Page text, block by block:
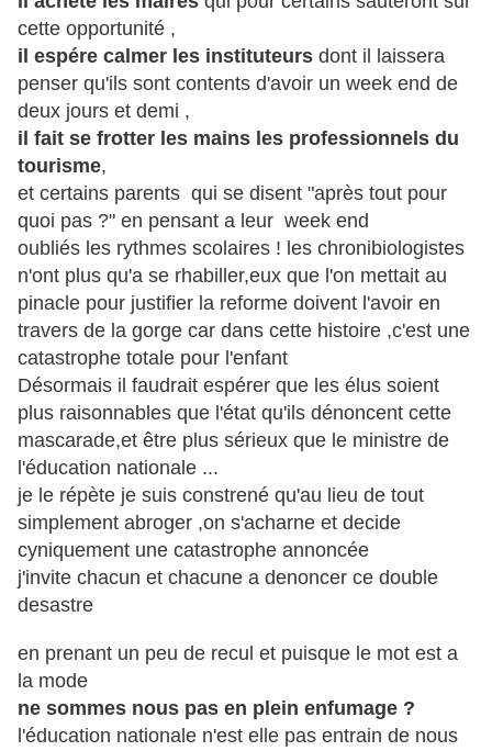
cette opportunité ,
il espére calmer les instituteurs dont il laissera
penser qu'ils sont contents d'avoir un week end de
deux jours et demi ,
il fait se frotter les mains les professionnels du
tourisme,
et certains parents qui se disent "après tout pour
quoi pas ?" en pensant a leur week end
oubliés les rythmes scolaires ! les chronibiologistes
n'ont plus qu'a se rhabiller,eux que l'on mettait au
pinacle pour justifier la reforme doivent l'avoir en
travers de la gorge car dans cette histoire ,c'est une
catastrophe totale pour l'enfant
Désormais il faudrait espérer que les élus soient
plus raisonnables que l'état qu'ils dénoncent cette
mascarade,et être plus sérieux que le ministre de
l'éducation nationale ...
je le répète je suis constrené qu'au lieu de tout
simplement abroger ,on s'acharne et decide
cyniquement une catastrophe annoncée
j'invite chacun et chacune a denoncer ce double
desastre
en prenant un peu de recul et puisque le mot est a
la mode
ne sommes nous pas en plein enfumage ?
l'éducation nationale n'est elle pas entrain de nous